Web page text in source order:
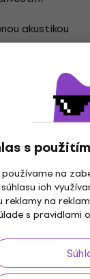
s
na
ich
reklamy na
s pravidlami o
akustikou
& Upgrady